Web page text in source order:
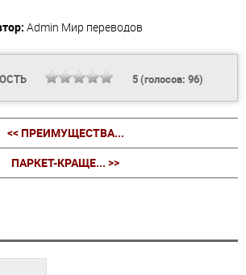
Admin Мир переводов
5(голосов: 96)
<< ПРЕИМУЩЕСТВА...
ПАРКЕТ-КРАЩЕ... >>